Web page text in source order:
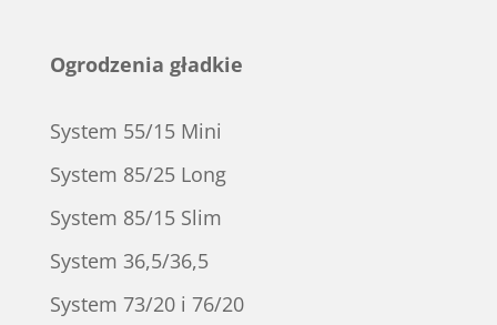
Ogrodzenia gładkie
System 55/15 Mini
System 85/25 Long
System 85/15 Slim
System 36,5/36,5
System 73/20 i 76/20